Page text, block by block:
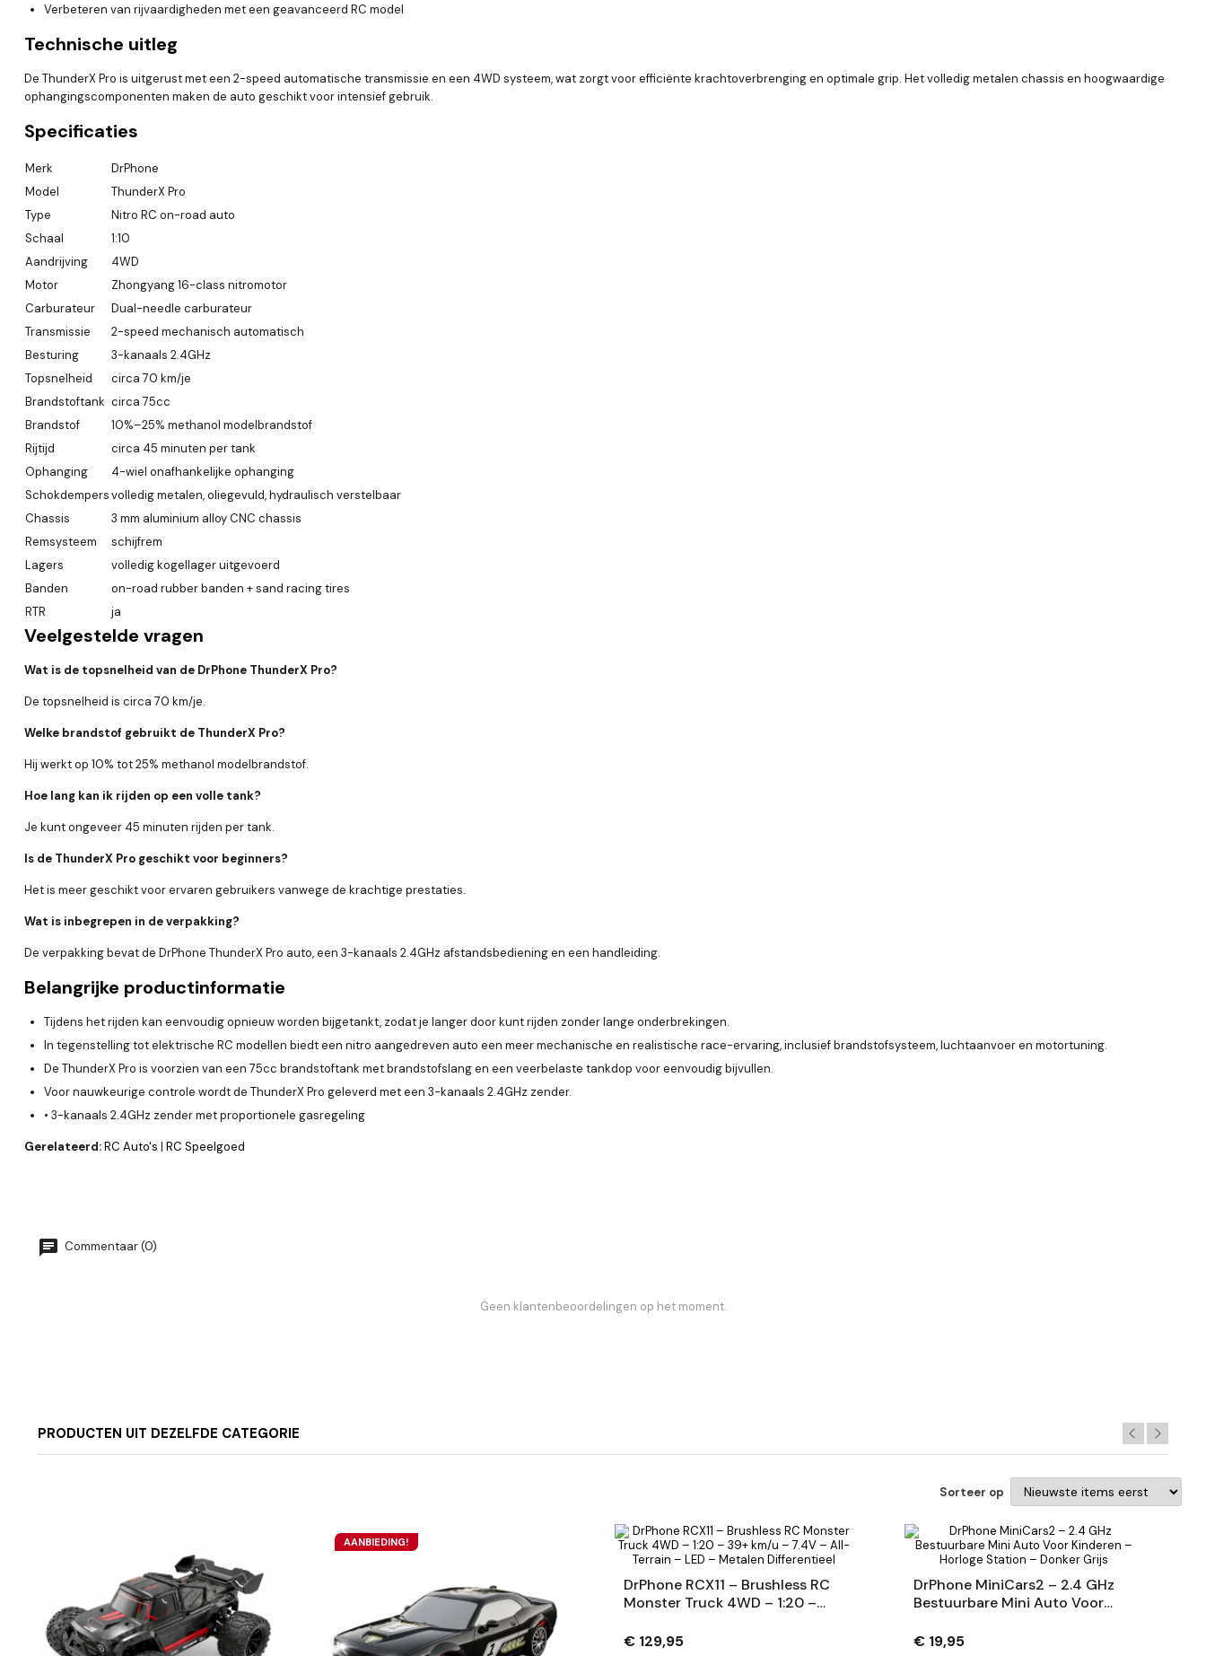
Verbeteren van rijvaardigheden met een geavanceerd RC model
Technische uitleg
De ThunderX Pro is uitgerust met een 2-speed automatische transmissie en een 4WD systeem, wat zorgt voor efficiënte krachtoverbrenging en optimale grip. Het volledig metalen chassis en hoogwaardige
ophangingscomponenten maken de auto geschikt voor intensief gebruik.
Specificaties
Merk
DrPhone
Model
ThunderX Pro
Type
Nitro RC on-road auto
Schaal
1:10
Aandrijving
4WD
Motor
Zhongyang 16-class nitromotor
Carburateur
Dual-needle carburateur
Transmissie
2-speed mechanisch automatisch
Besturing
3-kanaals 2.4GHz
Topsnelheid
circa 70 km/je
Brandstoftank circa 75cc
Brandstof
10%–25% methanol modelbrandstof
Rijtijd
circa 45 minuten per tank
Ophanging
4-wiel onafhankelijke ophanging
Schokdempersvolledig metalen, oliegevuld, hydraulisch verstelbaar
Chassis
3 mm aluminium alloy CNC chassis
Remsysteem
schijfrem
Lagers
volledig kogellager uitgevoerd
Banden
on-road rubber banden + sand racing tires
RTR
ja
Veelgestelde vragen
Wat is de topsnelheid van de DrPhone ThunderX Pro?
De topsnelheid is circa 70 km/je.
Welke brandstof gebruikt de ThunderX Pro?
Hij werkt op 10% tot 25% methanol modelbrandstof.
Hoe lang kan ik rijden op een volle tank?
Je kunt ongeveer 45 minuten rijden per tank.
Is de ThunderX Pro geschikt voor beginners?
Het is meer geschikt voor ervaren gebruikers vanwege de krachtige prestaties.
Wat is inbegrepen in de verpakking?
De verpakking bevat de DrPhone ThunderX Pro auto, een 3-kanaals 2.4GHz afstandsbediening en een handleiding.
Belangrijke productinformatie
Tijdens het rijden kan eenvoudig opnieuw worden bijgetankt, zodat je langer door kunt rijden zonder lange onderbrekingen.
In tegenstelling tot elektrische RC modellen biedt een nitro aangedreven auto een meer mechanische en realistische race-ervaring, inclusief brandstofsysteem, luchtaanvoer en motortuning.
De ThunderX Pro is voorzien van een 75cc brandstoftank met brandstofslang en een veerbelaste tankdop voor eenvoudig bijvullen.
Voor nauwkeurige controle wordt de ThunderX Pro geleverd met een 3-kanaals 2.4GHz zender.
• 3-kanaals 2.4GHz zender met proportionele gasregeling
Gerelateerd:RC Auto's | RC Speelgoed
Commentaar (0)
Geen klantenbeoordelingen op het moment.
PRODUCTEN UIT DEZELFDE CATEGORIE
Sorteer op
AANBIEDING!
DrPhone RCX11 – Brushless RC
Monster Truck 4WD – 1:20 –
LED – Metalen Differentieel
€ 129,95
DrPhone MiniCars2 – 2.4 GHz
Bestuurbare Mini Auto Voor
Donker Grijs
€ 19,95